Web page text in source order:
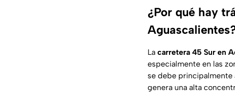
¿Por qué hay
La carretera 45 Sur en
especialmente en las
se debe principalmente
genera una alta